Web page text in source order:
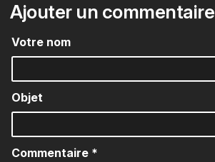
Ajouter un commentaire
Votre nom
Objet
Commentaire *